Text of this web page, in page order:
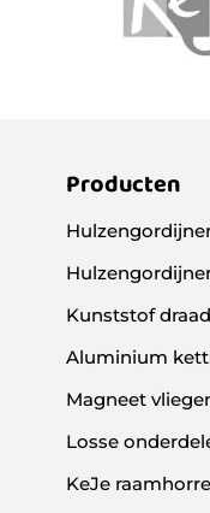
Producten
Kunststof
Aluminium
Magneet
Losse
KeJe